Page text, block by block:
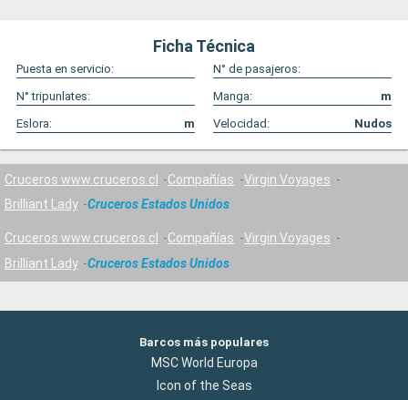
Ficha Técnica
Puesta en servicio:
N° de pasajeros:
N° tripunlates:
Manga:
m
Eslora:
m Velocidad: Nudos
Cruceros www.cruceros.cl Compañías
Virgin Voyages
Brilliant Lady
Cruceros Estados Unidos
Cruceros www.cruceros.cl Compañías
Virgin Voyages
Brilliant Lady
Cruceros Estados Unidos
Barcos más populares
MSC World Europa
Icon of the Seas